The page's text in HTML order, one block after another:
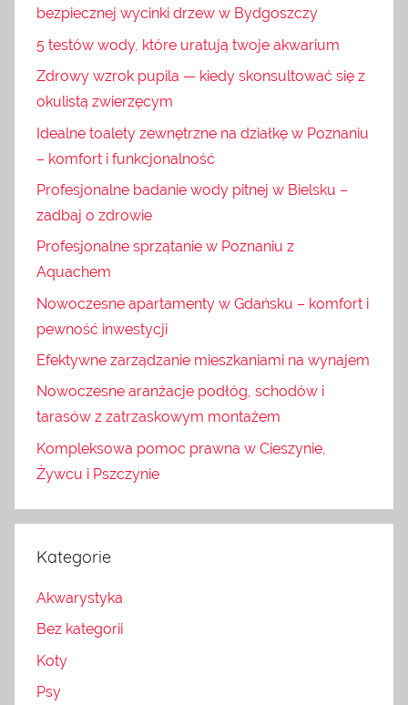
bezpiecznej wycinki drzew w Bydgoszczy
5 testów wody, które uratują twoje akwarium
Zdrowy wzrok pupila — kiedy skonsultować się z
okulistą zwierzęcym
Idealne toalety zewnętrzne na działkę w Poznaniu
– komfort i funkcjonalność
Profesjonalne badanie wody pitnej w Bielsku –
zadbaj o zdrowie
Profesjonalne sprzątanie w Poznaniu z
Aquachem
Nowoczesne apartamenty w Gdańsku – komfort i
pewność inwestycji
Efektywne zarządzanie mieszkaniami na wynajem
Nowoczesne aranżacje podłóg, schodów i
tarasów z zatrzaskowym montażem
Kompleksowa pomoc prawna w Cieszynie,
Żywcu i Pszczynie
Kategorie
Akwarystyka
Bez kategorii
Koty
Psy